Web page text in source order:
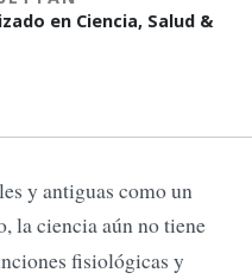
en Ciencia, Salud &
y antiguas como un
la ciencia aún no tiene
fisiológicas y